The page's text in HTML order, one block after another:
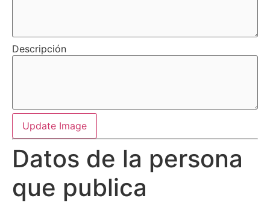
Descripción
Update Image
Datos de la persona
que publica